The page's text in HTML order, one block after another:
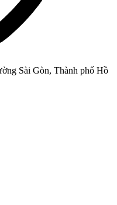
Sài Gòn, Thành phố Hồ